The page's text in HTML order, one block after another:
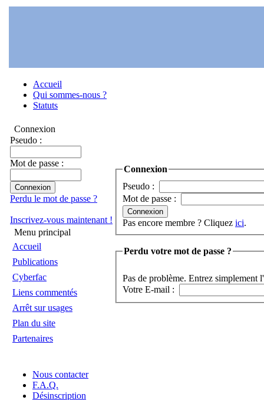
Accueil
Qui sommes-nous ?
Statuts
Connexion
Pseudo :
Mot de passe :
Perdu le mot de passe ?
Inscrivez-vous maintenant !
Menu principal
Accueil
Publications
Cyberfac
Liens commentés
Arrêt sur usages
Plan du site
Partenaires
Connexion
Pseudo :
Mot de passe :
Pas encore membre ? Cliquez ici.
Perdu votre mot de passe ?
Pas de problème. Entrez simplement
Votre E-mail :
Nous contacter
F.A.Q.
Désinscription